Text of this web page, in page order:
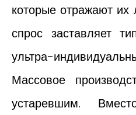
которые отражают их
спрос заставляет
ультра-
Массовое
устаревшим.